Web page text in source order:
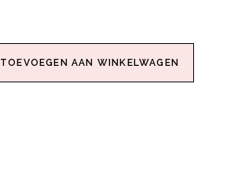
TOEVOEGEN AAN WINKELWAGEN